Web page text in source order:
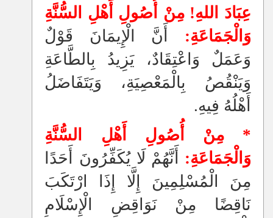
عِبَادَ اللهِ! مِنْ أُصُولِ أَهْلِ السُّنَّةِ
وَالْجَمَاعَةِ:
أَنَّ الْإِيمَانَ قَوْلٌ
وَعَمَلٌ وَاعْتِقَادٌ،
يَزِيدُ بِالطَّاعَةِ
وَيَنْقُصُ بِالْمَعْصِيَةِ، وَيَتَفَاضَلُ
أَهْلُهُ فِيهِ.
* مِنْ أُصُولِ أَهْلِ السُّنَّةِ
وَالْجَمَاعَةِ‏:‏ أَنَّهُمْ لَا يُكَفِّرُونَ أَحَدًا
مِنَ الْمُسْلِمِينَ إِلَّا إِذَا ارْتَكَبَ
نَاقِضًا مِنْ نَوَاقِضِ الْإِسْلَامِ